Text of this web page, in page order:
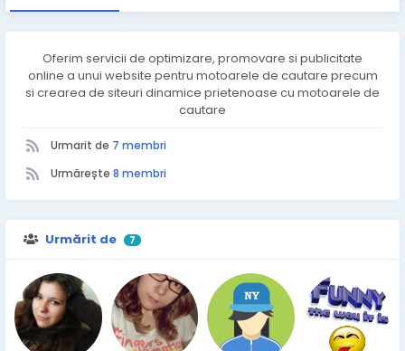
Oferim servicii de optimizare, promovare si publicitate
online a unui website pentru motoarele de cautare precum
si crearea de siteuri dinamice prietenoase cu motoarele de
cautare
Urmarit de 7 membri
Urmărește 8 membri
Urmărit de 7